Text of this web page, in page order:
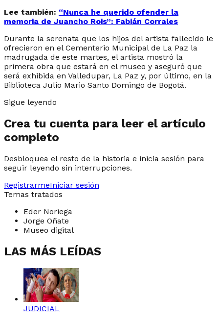
Lee también: “Nunca he querido ofender la
memoria de Juancho Rois”: Fabián Corrales
Durante la serenata que los hijos del artista fallecido le
ofrecieron en el Cementerio Municipal de La Paz la
madrugada de este martes, el artista mostró la
primera obra que estará en el museo y aseguró que
será exhibida en Valledupar, La Paz y, por último, en la
Biblioteca Julio Mario Santo Domingo de Bogotá.
Sigue leyendo
Crea tu cuenta para leer el artículo
completo
Desbloquea el resto de la historia e inicia sesión para
seguir leyendo sin interrupciones.
RegistrarmeIniciar sesión
Temas tratados
Eder Noriega
Jorge Oñate
Museo digital
LAS MÁS LEÍDAS
JUDICIAL